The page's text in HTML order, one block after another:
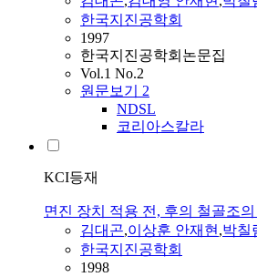
한국지진공학회
1997
한국지진공학회논문집
Vol.1 No.2
원문보기 2
NDSL
코리아스칼라
KCI등재
면진 장치 적용 전, 후의 철골조
김대곤,이상훈 안재현,박칠
한국지진공학회
1998